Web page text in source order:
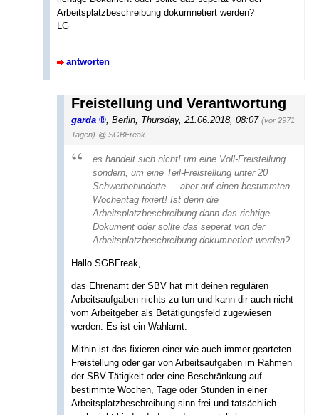
Arbeitsplatzbeschreibung dokumnetiert werden?
LG
antworten
Freistellung und Verantwortung
garda Berlin Thursday, 21.06.2018, 08:07 (vor 2971
Tagen) @ SGBFreak
es handelt sich nicht! um eine Voll-Freistellung
sondern, um eine Teil-Freistellung unter 20
Schwerbehinderte ... aber auf einen bestimmten
Wochentag fixiert! Ist denn die
Arbeitsplatzbeschreibung dann das richtige
Dokument oder sollte das seperat von der
Arbeitsplatzbeschreibung dokumnetiert werden?
Hallo SGBFreak,
das Ehrenamt der SBV hat mit deinen regulären
Arbeitsaufgaben nichts zu tun und kann dir auch nicht
vom Arbeitgeber als Betätigungsfeld zugewiesen
werden. Es ist ein Wahlamt.
Mithin ist das fixieren einer wie auch immer gearteten
Freistellung oder gar von Arbeitsaufgaben im Rahmen
der SBV-Tätigkeit oder eine Beschränkung auf
bestimmte Wochen, Tage oder Stunden in einer
Arbeitsplatzbeschreibung sinn frei und tatsächlich